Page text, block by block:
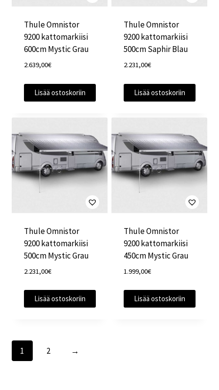
Thule Omnistor
9200 kattomarkiisi
600cm Mystic Grau
2.639,00€
Lisää ostoskoriin
Thule Omnistor
9200 kattomarkiisi
500cm Saphir Blau
2.231,00€
Lisää ostoskoriin
Thule Omnistor
9200 kattomarkiisi
500cm Mystic Grau
2.231,00€
Lisää ostoskoriin
Thule Omnistor
9200 kattomarkiisi
450cm Mystic Grau
1.999,00€
Lisää ostoskoriin
1 2 →